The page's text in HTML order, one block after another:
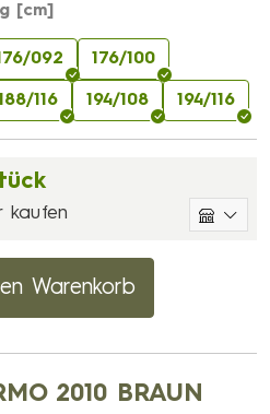
[cm]
092 176/100
116 194/108 194/116
kaufen
Warenkorb
2010 BRAUN